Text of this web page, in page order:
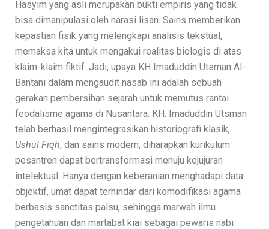
Hasyim yang asli merupakan bukti empiris yang tidak
bisa dimanipulasi oleh narasi lisan. Sains memberikan
kepastian fisik yang melengkapi analisis tekstual,
memaksa kita untuk mengakui realitas biologis di atas
klaim-klaim fiktif. Jadi, upaya KH Imaduddin Utsman Al-
Bantani dalam mengaudit nasab ini adalah sebuah
gerakan pembersihan sejarah untuk memutus rantai
feodalisme agama di Nusantara. KH. Imaduddin Utsman
telah berhasil mengintegrasikan historiografi klasik,
Ushul Fiqh, dan sains modern, diharapkan kurikulum
pesantren dapat bertransformasi menuju kejujuran
intelektual. Hanya dengan keberanian menghadapi data
objektif, umat dapat terhindar dari komodifikasi agama
berbasis sanctitas palsu, sehingga marwah ilmu
pengetahuan dan martabat kiai sebagai pewaris nabi